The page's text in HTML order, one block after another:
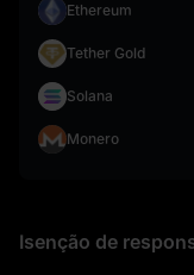
Ethereum
Tether Gold
Solana
Monero
Isenção de